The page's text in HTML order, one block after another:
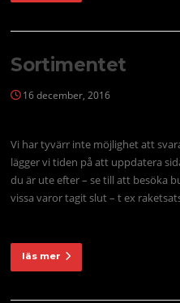
Sortimentet
16 december, 2016
Vi har tyvärr inte möjlighet att
lägger vi tiden på att uppdatera
du är ute efter – se till att besöka
vissa varor tagit slut – t ex
läs mer